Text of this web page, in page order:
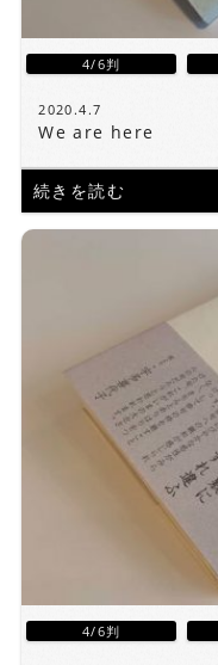
4/6判
2020.4.7
We are here
続きを読む
4/6判